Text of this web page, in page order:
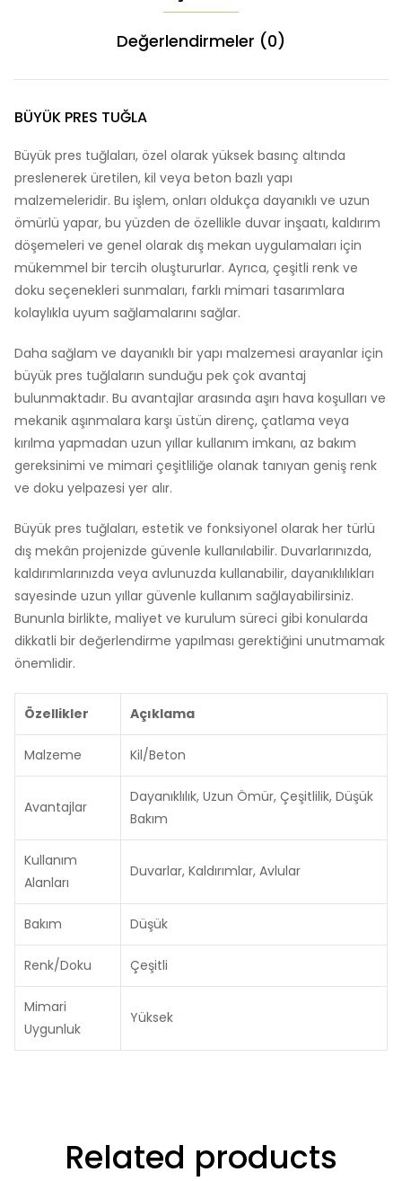
Değerlendirmeler (0)
BÜYÜK PRES TUĞLA
Büyük pres tuğlaları, özel olarak yüksek basınç altında
preslenerek üretilen, kil veya beton bazlı yapı
malzemeleridir. Bu işlem, onları oldukça dayanıklı ve uzun
ömürlü yapar, bu yüzden de özellikle duvar inşaatı, kaldırım
döşemeleri ve genel olarak dış mekan uygulamaları için
mükemmel bir tercih oluştururlar. Ayrıca, çeşitli renk ve
doku seçenekleri sunmaları, farklı mimari tasarımlara
kolaylıkla uyum sağlamalarını sağlar.
Daha sağlam ve dayanıklı bir yapı malzemesi arayanlar için
büyük pres tuğlaların sunduğu pek çok avantaj
bulunmaktadır. Bu avantajlar arasında aşırı hava koşulları ve
mekanik aşınmalara karşı üstün direnç, çatlama veya
kırılma yapmadan uzun yıllar kullanım imkanı, az bakım
gereksinimi ve mimari çeşitliliğe olanak tanıyan geniş renk
ve doku yelpazesi yer alır.
Büyük pres tuğlaları, estetik ve fonksiyonel olarak her türlü
dış mekân projenizde güvenle kullanılabilir. Duvarlarınızda,
kaldırımlarınızda veya avlunuzda kullanabilir, dayanıklılıkları
sayesinde uzun yıllar güvenle kullanım sağlayabilirsiniz.
Bununla birlikte, maliyet ve kurulum süreci gibi konularda
dikkatli bir değerlendirme yapılması gerektiğini unutmamak
önemlidir.
Özellikler Açıklama
Malzeme Kil/Beton
Avantajlar
Dayanıklılık, Uzun Ömür, Çeşitlilik, Düşük
Bakım
Kullanım
Alanları
Duvarlar, Kaldırımlar, Avlular
Bakım Düşük
Renk/Doku Çeşitli
Mimari
Uygunluk
Yüksek
Related products